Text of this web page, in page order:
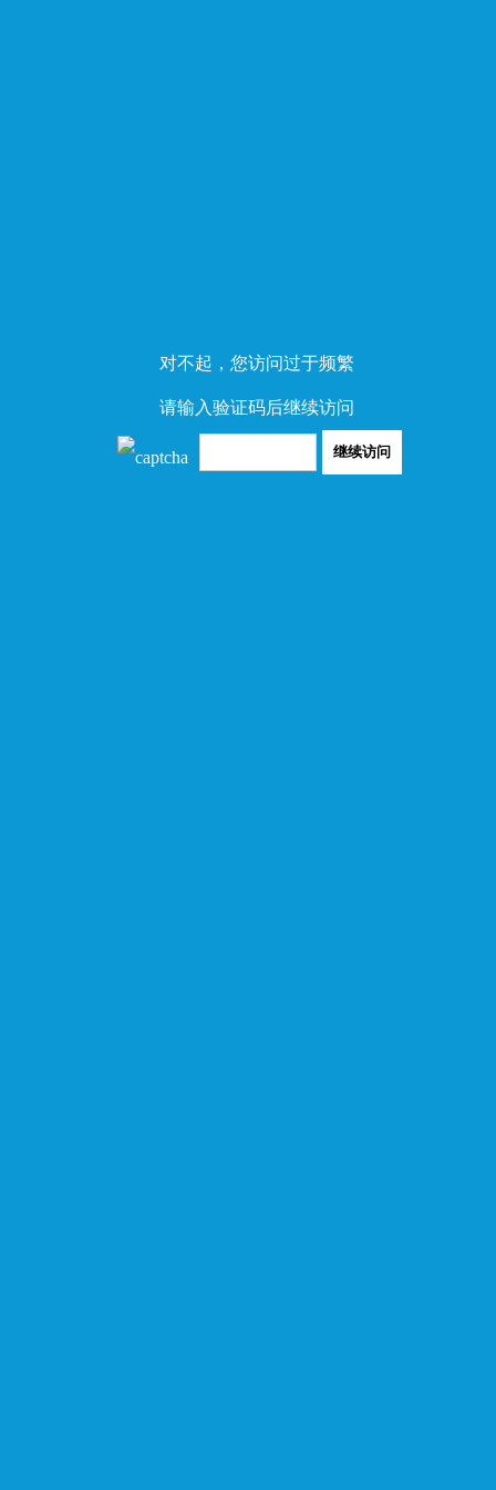
对不起，您访问过于频繁
请输入验证码后继续访问
继续访问